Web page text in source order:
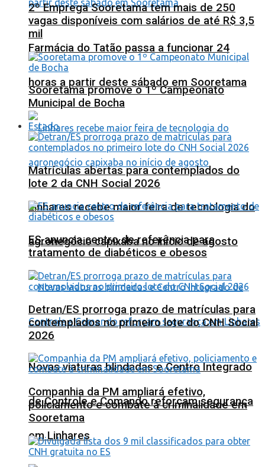
Farmácia do Tatão passa a funcionar 24
horas a partir deste sábado em Sooretama
Linhares recebe maior feira de tecnologia do
agronegócio capixaba no início de agosto
Novas viaturas blindadas e Centro Integrado
de Controle e Comando reforçam segurança
em Linhares
2º Emprega Sooretama tem mais de 250
vagas disponíveis com salários de até R$ 3,5
mil
Sooretama promove o 1º Campeonato
Municipal de Bocha
Estado
Matrículas abertas para contemplados do
lote 2 da CNH Social 2026
ES anuncia centro de referência para
tratamento de diabéticos e obesos
Detran/ES prorroga prazo de matrículas para
contemplados no primeiro lote do CNH Social
2026
Companhia da PM ampliará efetivo,
policiamento e combate à criminalidade em
Sooretama